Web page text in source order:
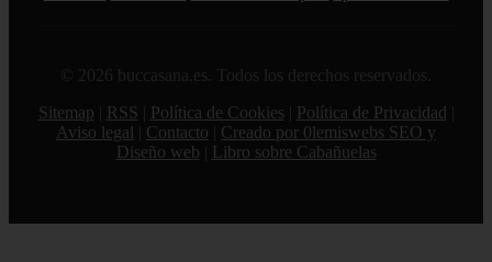
© 2026 buccasana.es. Todos los derechos reservados.
Sitemap
RSS Política de Cookies Política de Privacidad
Aviso legal
Contacto
Creado por 0lemiswebs SEO y
Diseño web
Libro sobre Cabañuelas